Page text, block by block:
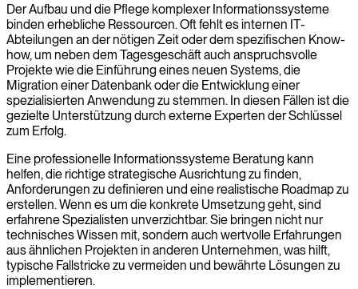
Der Aufbau und die Pflege komplexer Informationssysteme
binden erhebliche Ressourcen. Oft fehlt es internen IT-
Abteilungen an der nötigen Zeit oder dem spezifischen Know-
how, um neben dem Tagesgeschäft auch anspruchsvolle
Projekte wie die Einführung eines neuen Systems, die
Migration einer Datenbank oder die Entwicklung einer
spezialisierten Anwendung zu stemmen. In diesen Fällen ist die
gezielte Unterstützung durch externe Experten der Schlüssel
zum Erfolg.
Eine professionelle Informationssysteme Beratung kann
helfen, die richtige strategische Ausrichtung zu finden,
Anforderungen zu definieren und eine realistische Roadmap zu
erstellen. Wenn es um die konkrete Umsetzung geht, sind
erfahrene Spezialisten unverzichtbar. Sie bringen nicht nur
technisches Wissen mit, sondern auch wertvolle Erfahrungen
aus ähnlichen Projekten in anderen Unternehmen, was hilft,
typische Fallstricke zu vermeiden und bewährte Lösungen zu
implementieren.